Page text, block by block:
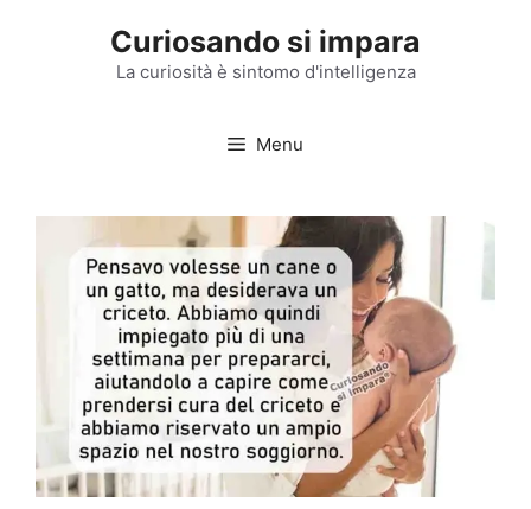
Curiosando si impara
La curiosità è sintomo d'intelligenza
Menu